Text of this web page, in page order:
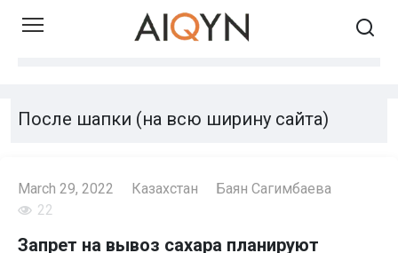
Skip
После шапки (на всю ширину сайта)
March 29, 2022 Казахстан
Баян Сагимбаева
22
Запрет на вывоз сахара планируют